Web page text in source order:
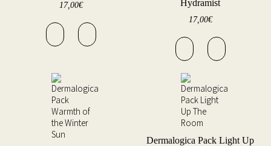
17,00€
Hydramist
17,00€
Dermalogica Pack Light Up